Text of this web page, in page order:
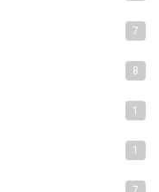
7
8
1
1